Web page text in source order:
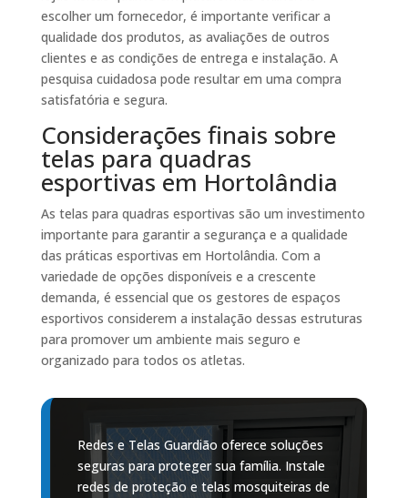
escolher um fornecedor, é importante verificar a
qualidade dos produtos, as avaliações de outros
clientes e as condições de entrega e instalação. A
pesquisa cuidadosa pode resultar em uma compra
satisfatória e segura.
Considerações finais sobre
telas para quadras
esportivas em Hortolândia
As telas para quadras esportivas são um investimento
importante para garantir a segurança e a qualidade
das práticas esportivas em Hortolândia. Com a
variedade de opções disponíveis e a crescente
demanda, é essencial que os gestores de espaços
esportivos considerem a instalação dessas estruturas
para promover um ambiente mais seguro e
organizado para todos os atletas.
Redes e Telas Guardião oferece soluções
seguras para proteger sua família. Instale
redes de proteção e telas mosquiteiras de